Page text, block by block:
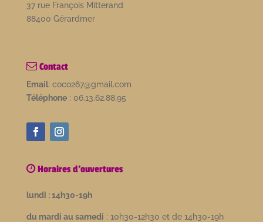
37 rue François Mitterand
88400 Gérardmer
Contact
Email: coco267@gmail.com
Téléphone: 06.13.62.88.95
Horaires d'ouvertures
lundi : 14h30-19h
du mardi au samedi : 10h30-12h30 et de 14h30-19h